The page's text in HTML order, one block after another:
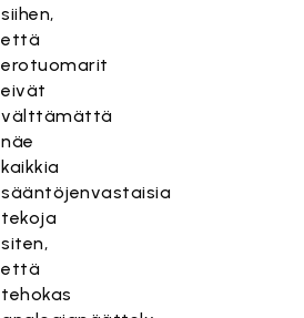
siihen,
että
erotuomarit
eivät
välttämättä
näe
kaikkia
sääntöjenvastaisia
tekoja
siten,
että
tehokas